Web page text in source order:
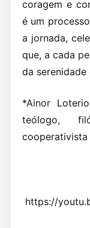
coragem e
é um
a jornada,
que, a cada
da
*Ainor
teólogo,
cooperativista
https://